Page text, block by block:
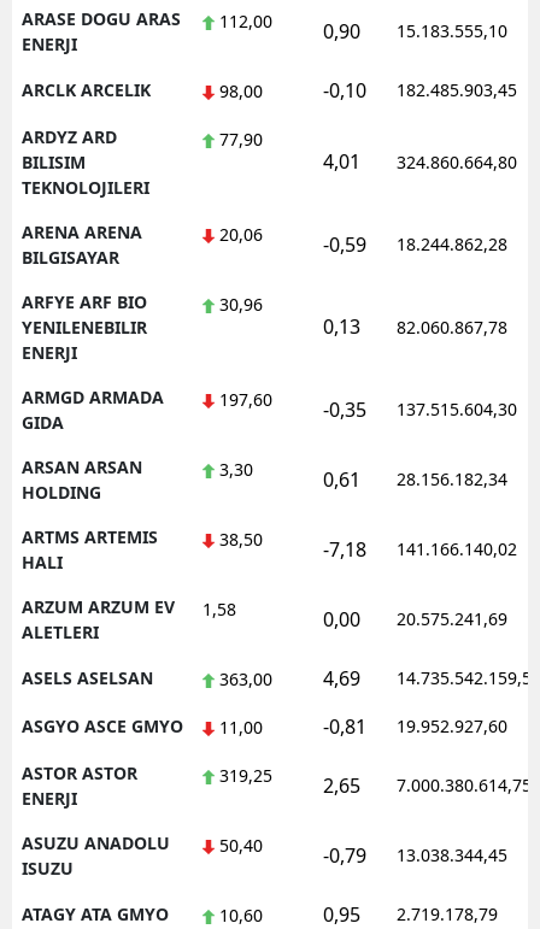
ARASE DOGU ARAS
ENERJI
112,00 0,90 15.183.555,10
ARCLK ARCELIK 98,00 -0,10 182.485.903,45
ARDYZ ARD
BILISIM
TEKNOLOJILERI
77,90
4,01 324.860.664,80
ARENA ARENA
BILGISAYAR
20,06 -0,59 18.244.862,28
ARFYE ARF BIO
YENILENEBILIR
ENERJI
30,96
0,13 82.060.867,78
ARMGD ARMADA
GIDA
197,60 -0,35 137.515.604,30
ARSAN ARSAN
HOLDING
3,30 0,61 28.156.182,34
ARTMS ARTEMIS
HALI
38,50 -7,18 141.166.140,02
ARZUM ARZUM EV
ALETLERI
1,58 0,00 20.575.241,69
ASELS ASELSAN 363,00 4,69 14.735.542.159,50
ASGYO ASCE GMYO 11,00 -0,81 19.952.927,60
ASTOR ASTOR
ENERJI
319,25 2,65 7.000.380.614,75
ASUZU ANADOLU
ISUZU
50,40 -0,79 13.038.344,45
ATAGY ATA GMYO 10,60 0,95 2.719.178,79